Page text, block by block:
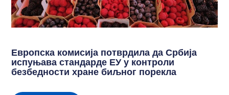
Европска комисија потврдила да Србија
испуњава стандарде ЕУ у контроли
безбедности хране биљног порекла